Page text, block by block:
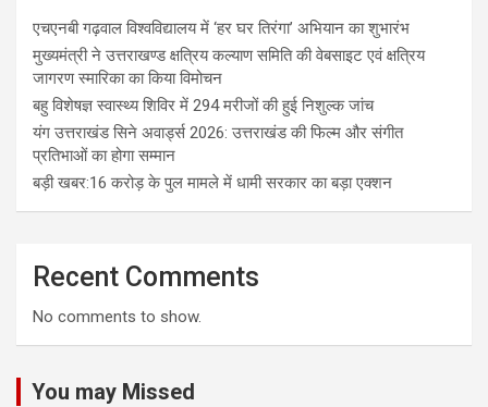
एचएनबी गढ़वाल विश्वविद्यालय में ‘हर घर तिरंगा’ अभियान का शुभारंभ
मुख्यमंत्री ने उत्तराखण्ड क्षत्रिय कल्याण समिति की वेबसाइट एवं क्षत्रिय
जागरण स्मारिका का किया विमोचन
बहु विशेषज्ञ स्वास्थ्य शिविर में 294 मरीजों की हुई निशुल्क जांच
यंग उत्तराखंड सिने अवार्ड्स 2026: उत्तराखंड की फिल्म और संगीत
प्रतिभाओं का होगा सम्मान
बड़ी खबर:16 करोड़ के पुल मामले में धामी सरकार का बड़ा एक्शन
Recent Comments
No comments to show.
You may Missed